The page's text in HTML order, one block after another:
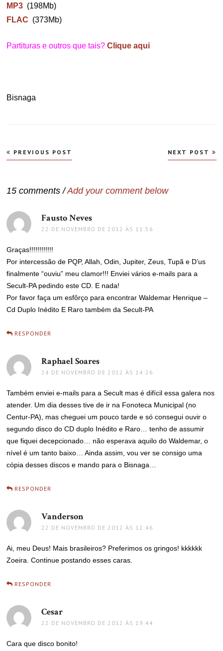
MP3 (198Mb)
FLAC (373Mb)
Partituras e outros que tais? Clique aqui
Bisnaga
Navegação
de
PREVIOUS POST NEXT POST
15 comments /Add your comment below
Fausto Neves
22 DE NOVEMBRO DE 2012 ÀS 11:56
Graças!!!!!!!!!!!!
Por intercessão de PQP, Allah, Odin, Jupiter, Zeus, Tupã e D’us
finalmente “ouviu” meu clamor!!! Enviei vários e-mails para a
Secult-PA pedindo este CD. E nada!
Por favor faça um esfôrço para encontrar Waldemar Henrique –
Cd Duplo Inédito E Raro também da Secult-PA
RESPONDER
Raphael Soares
24 DE NOVEMBRO DE 2012 ÀS 14:26
Também enviei e-mails para a Secult mas é difícil essa galera nos
atender. Um dia desses tive de ir na Fonoteca Municipal (no
Centur-PA), mas cheguei um pouco tarde e só consegui ouvir o
segundo disco do CD duplo Inédito e Raro… tenho de assumir
que fiquei decepcionado… não esperava aquilo do Waldemar, o
nível é um tanto baixo… Ainda assim, vou ver se consigo uma
cópia desses discos e mando para o Bisnaga…
RESPONDER
Vanderson
22 DE NOVEMBRO DE 2012 ÀS 12:46
Ai, meu Deus! Mais brasileiros? Preferimos os gringos! kkkkkk
Zoeira. Continue postando esses caras.
RESPONDER
Cesar
22 DE NOVEMBRO DE 2012 ÀS 19:44
Cara que disco bonito!